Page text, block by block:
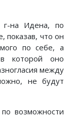
г-на Идена, по
показав, что он
по себе, а
которой оно
между
не будут
возможности